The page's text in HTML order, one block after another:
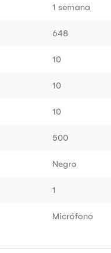
1 semana
648
10
10
10
500
Negro
1
Micrófono